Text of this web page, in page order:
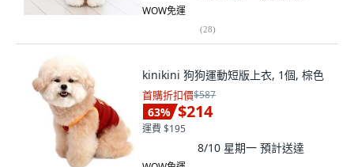
WOW免運
(28)
kinikini 狗狗運動短版上衣, 1個, 棕色
首購折扣價$587
63% $214
運費 $195
8/10 星期一 預計送達